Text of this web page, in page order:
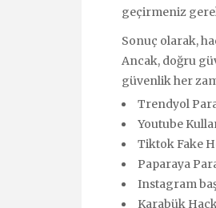
geçirmeniz
Sonuç olarak,
Ancak, doğru
güvenlik her
Trendyol
Youtube
Tiktok Fake
Paparaya
Instagram
Karabük